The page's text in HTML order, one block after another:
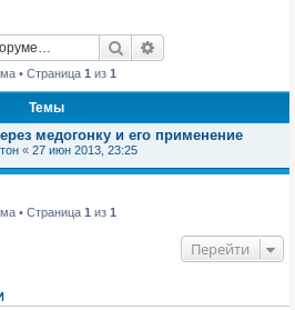
Поиск
• Страница 1 из 1
Темы
медогонку и его применение
« 27 июн 2013, 23:25
• Страница 1 из 1
Перейти